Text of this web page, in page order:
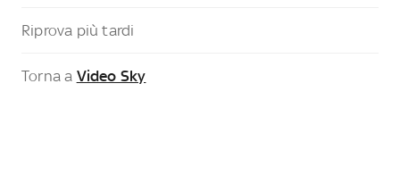
Riprova più tardi
Torna a Video Sky